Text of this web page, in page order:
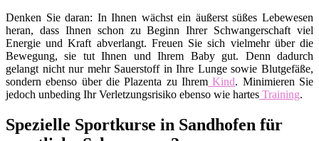
Denken Sie daran: In Ihnen wächst ein äußerst süßes Lebewesen
heran, dass Ihnen schon zu Beginn Ihrer Schwangerschaft viel
Energie und Kraft abverlangt. Freuen Sie sich vielmehr über die
Bewegung, sie tut Ihnen und Ihrem Baby gut. Denn dadurch
gelangt nicht nur mehr Sauerstoff in Ihre Lunge sowie Blutgefäße,
sondern ebenso über die Plazenta zu Ihrem Kind. Minimieren Sie
jedoch unbeding Ihr Verletzungsrisiko ebenso wie hartes Training.
Spezielle Sportkurse in Sandhofen für